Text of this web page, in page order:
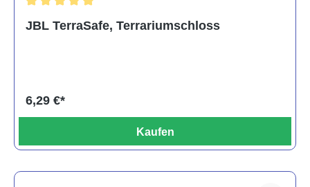
JBL TerraSafe, Terrariumschloss
6,29 €*
Kaufen